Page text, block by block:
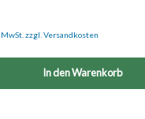
zzgl. Versandkosten
In den Warenkorb